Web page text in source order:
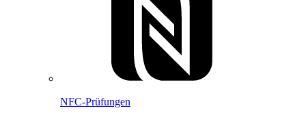
NFC-Prüfungen